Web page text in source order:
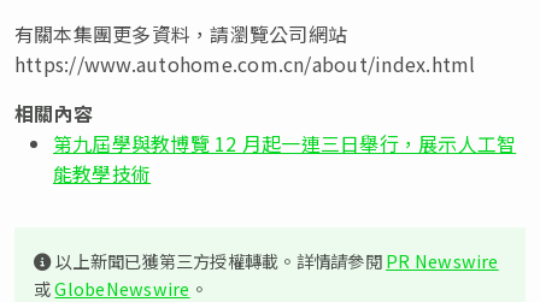
有關本集團更多資料，請瀏覽公司網站
https://www.autohome.com.cn/about/index.html
相關內容
第九屆學與教博覽 12 月起一連三日舉行，展示人工智
能教學技術
以上新聞已獲第三方授權轉載。詳情請參閱PR Newswire
或GlobeNewswire 。